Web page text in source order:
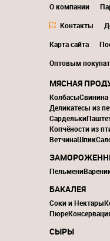
О компании
Контакты
Карта сайта
Оптовым
МЯСНАЯ
КолбасыСвинина
Деликатесы из
Сардельки
Копчёности из
ВетчинаШпик
Пельмени
БАКАЛЕЯ
Соки и Нектары
Пюре
СЫРЫ